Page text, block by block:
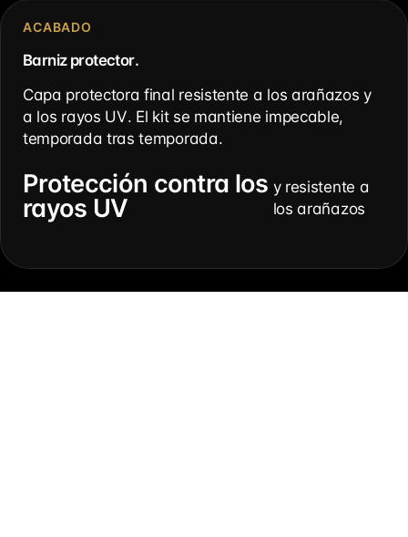
ACABADO
Barniz protector.
Capa protectora final resistente a los arañazos y
a los rayos UV. El kit se mantiene impecable,
temporada tras temporada.
Protección contra los
rayos UV
y resistente a
los arañazos